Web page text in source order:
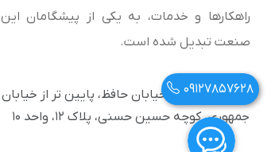
راهکارها و خدمات، به یکی از پیشگامان این
صنعت تبدیل شده است.
آدرس: تهران، خیابان حافظ، پایین تر از خیابان
جمهوری، کوچه حسین حسنی، پلاک ۱۲، واحد ۱۰
09127857628